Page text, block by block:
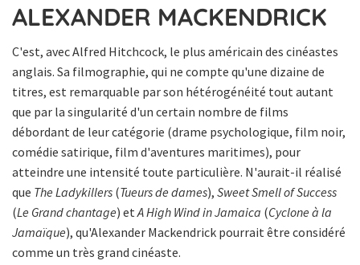
ALEXANDER MACKENDRICK
C'est, avec Alfred Hitchcock, le plus américain des cinéastes
anglais. Sa filmographie, qui ne compte qu'une dizaine de
titres, est remarquable par son hétérogénéité tout autant
que par la singularité d'un certain nombre de films
débordant de leur catégorie (drame psychologique, film noir,
comédie satirique, film d'aventures maritimes), pour
atteindre une intensité toute particulière. N'aurait-il réalisé
que The Ladykillers (Tueurs de dames), Sweet Smell of Success
(Le Grand chantage) et A High Wind in Jamaica (Cyclone à la
Jamaïque), qu'Alexander Mackendrick pourrait être considéré
comme un très grand cinéaste.